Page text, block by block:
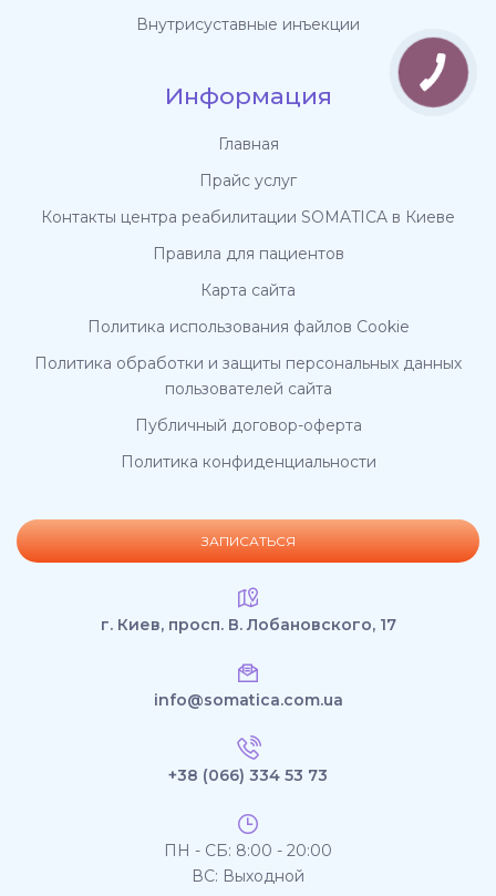
Внутрисуставные инъекции
Информация
Главная
Прайс услуг
Контакты центра реабилитации SOMATICA в Киеве
Правила для пациентов
Карта сайта
Политика использования файлов Cookie
Политика обработки и защиты персональных данных
пользователей сайта
Публичный договор-оферта
Политика конфиденциальности
ЗАПИСАТЬСЯ
г. Киев, просп. В. Лобановского, 17
info@somatica.com.ua
+38 (066) 334 53 73
ПН - СБ: 8:00 - 20:00
ВС: Выходной